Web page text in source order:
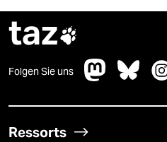
taz
Folgen Sie uns
Ressorts